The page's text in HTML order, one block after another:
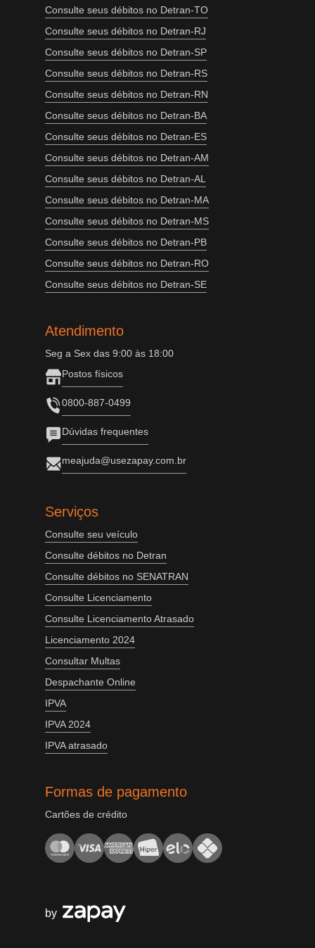
Consulte seus débitos no Detran-TO
Consulte seus débitos no Detran-RJ
Consulte seus débitos no Detran-SP
Consulte seus débitos no Detran-RS
Consulte seus débitos no Detran-RN
Consulte seus débitos no Detran-BA
Consulte seus débitos no Detran-ES
Consulte seus débitos no Detran-AM
Consulte seus débitos no Detran-AL
Consulte seus débitos no Detran-MA
Consulte seus débitos no Detran-MS
Consulte seus débitos no Detran-PB
Consulte seus débitos no Detran-RO
Consulte seus débitos no Detran-SE
Atendimento
Seg a Sex das 9:00 às 18:00
Postos físicos
0800-887-0499
Dúvidas frequentes
meajuda@usezapay.com.br
Serviços
Consulte seu veículo
Consulte débitos no Detran
Consulte débitos no SENATRAN
Consulte Licenciamento
Consulte Licenciamento Atrasado
Licenciamento 2024
Consultar Multas
Despachante Online
IPVA
IPVA 2024
IPVA atrasado
Formas de pagamento
Cartões de crédito
by